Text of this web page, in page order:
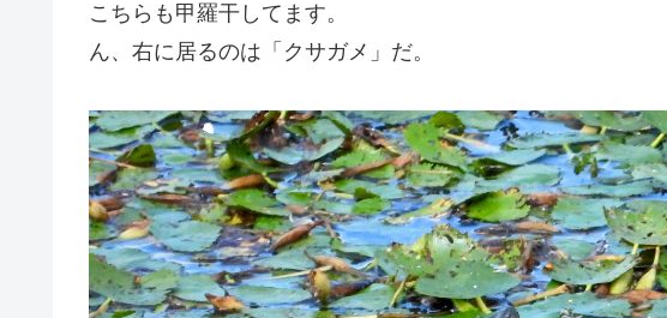
こちらも甲羅干してます。
ん、右に居るのは「クサガメ」だ。